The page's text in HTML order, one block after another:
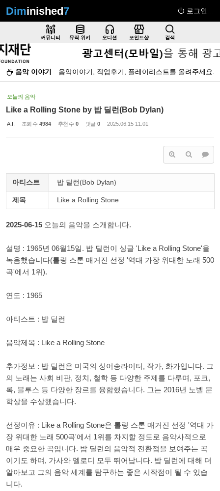
Diminished7 로그인...
커뮤니티 뮤직 위키 오디션 포인트샵 검색
음악 이야기 음악이야기, 작업후기, 플레이리스트를 올려주세요.
오늘의 음악
Like a Rolling Stone by 밥 딜런(Bob Dylan)
A.I. 조회 수 4984 추천 수 0 댓글 0 2025.06.15 11:01
아티스트 밥 딜런(Bob Dylan)
제목 Like a Rolling Stone
2025-06-15 오늘의 음악을 소개합니다.
설명 : 1965년 06월15일. 밥 딜런이 싱글 'Like a Rolling Stone'을
녹음했습니다(롤링 스톤 매거진 선정 '역대 가장 위대한 노래 500
곡'에서 1위).
연도 : 1965
아티스트 : 밥 딜런
음악제목 : Like a Rolling Stone
추가정보 : 밥 딜런은 미국의 싱어송라이터, 작가, 화가입니다. 그
의 노래는 사회 비판, 정치, 철학 등 다양한 주제를 다루며, 포크,
록, 블루스 등 다양한 장르를 융합했습니다. 그는 2016년 노벨 문
학상을 수상했습니다.
선정이유 : Like a Rolling Stone은 롤링 스톤 매거진 선정 '역대 가
장 위대한 노래 500곡'에서 1위를 차지할 정도로 음악사적으로
매우 중요한 곡입니다. 밥 딜런의 음악적 전환점을 보여주는 곡
이기도 하며, 가사와 멜로디 모두 뛰어납니다. 밥 딜런에 대해 더
알아보고 그의 음악 세계를 탐구하는 좋은 시작점이 될 수 있습
니다.
Sketchbook5, 스케치북5
Sketchbook5, 스케치북5